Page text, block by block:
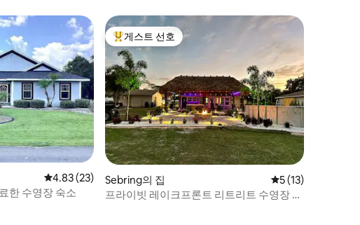
평점 4.83점(5점 만점), 후기 23개
4.83 (23)
한 수영장 숙소
상위 게스트 선호
게스트 선호
Sebring의 집 평점 5점(5점 만점
5 (13)
프라이빗 레이크프론트 리트리트 수영장 스